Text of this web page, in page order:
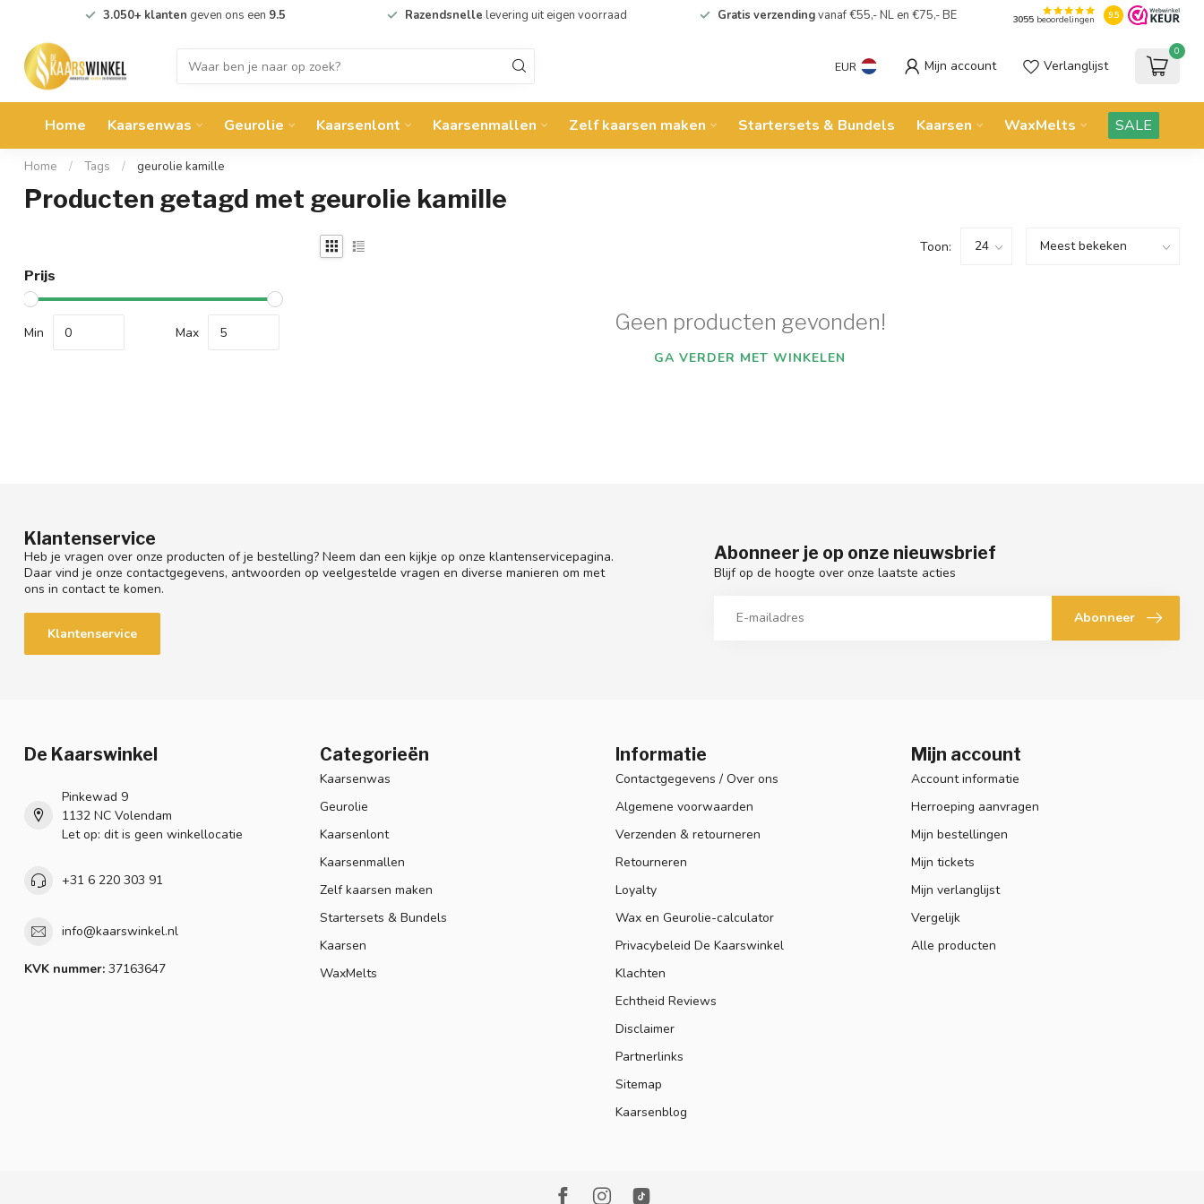
3.050+ klanten geven ons een 9.5 Razendsnelle levering uit eigen voorraad Gratis verzendingvanaf €55,- NL en €75,- BE 3055beoordelingen 9.5
EUR Mijn account Verlanglijst
0
Home Kaarsenwas Geurolie Kaarsenlont Kaarsenmallen Zelf kaarsen maken Startersets & Bundels Kaarsen WaxMelts SALE
Home / Tags / geurolie kamille
Producten getagd met geurolie kamille
Prijs
Min Max
Toon:
Geen producten gevonden!
GA VERDER MET WINKELEN
Klantenservice
Heb je vragen over onze producten of je bestelling? Neem dan een kijkje op onze klantenservicepagina.
Daar vind je onze contactgegevens, antwoorden op veelgestelde vragen en diverse manieren om met
ons in contact te komen.
Klantenservice
Abonneer je op onze nieuwsbrief
Blijf op de hoogte over onze laatste acties
Abonneer
De Kaarswinkel
Pinkewad 9
1132 NC Volendam
Let op: dit is geen winkellocatie
+31 6 220 303 91
info@kaarswinkel.nl
KVK nummer: 37163647
Categorieën
Kaarsenwas
Geurolie
Kaarsenlont
Kaarsenmallen
Zelf kaarsen maken
Startersets & Bundels
Kaarsen
WaxMelts
Informatie
Contactgegevens / Over ons
Algemene voorwaarden
Verzenden & retourneren
Retourneren
Loyalty
Wax en Geurolie-calculator
Privacybeleid De Kaarswinkel
Klachten
Echtheid Reviews
Disclaimer
Partnerlinks
Sitemap
Kaarsenblog
Mijn account
Account informatie
Herroeping aanvragen
Mijn bestellingen
Mijn tickets
Mijn verlanglijst
Vergelijk
Alle producten